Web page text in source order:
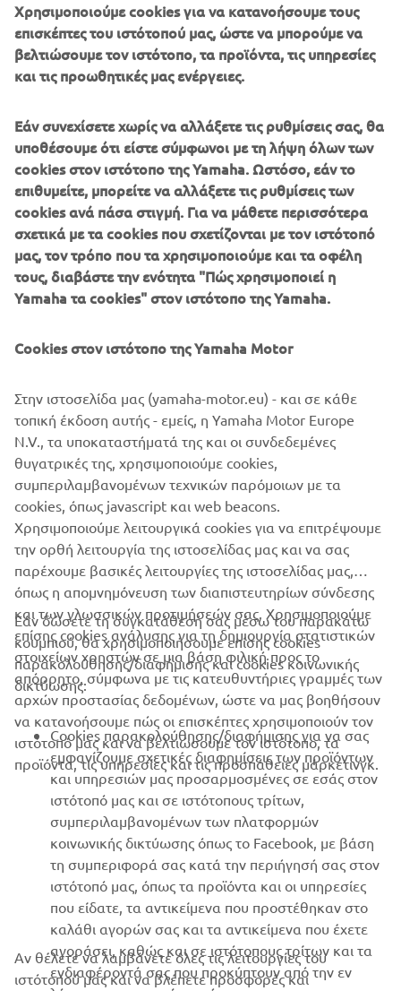
Navigation υποδεικνύει τις περιοχές στις οποίες μπορείτε
να ταξιδέψετε με βάση την τρέχουσα στάθμη της
μπαταρίας σας. Το Real Time Coaching σας επιτρέπει να
θέσετε και να επιτύχετε στόχους φυσικής κατάστασης
στην εφαρμογή Yamaha PW-LINK companion app που
κάνει κάθε βόλτα ξεχωριστή.
ΕΤΑΙΡΕΊΑ
B2B
ΠΕΡΙΣΣΌΤΕΡΑ YAMAHA
SUPPORT
ΕΝΗΜΕΡΩΤΙΚΟ ΔΕΛΤΙΟ
Γίνετε ο πρώτος που θα μάθετε για τις τελευταίες προσφορές, τις
ειδικές εκδηλώσεις, τις νέες κυκλοφορίες και πολλά άλλα
Χρησιμοποιούμε cookies για να κατανοήσουμε τους
επισκέπτες του ιστότοπού μας, ώστε να μπορούμε να
βελτιώσουμε τον ιστότοπο, τα προϊόντα, τις υπηρεσίες
και τις προωθητικές μας ενέργειες.
Εάν συνεχίσετε χωρίς να αλλάξετε τις ρυθμίσεις σας, θα
υποθέσουμε ότι είστε σύμφωνοι με τη λήψη όλων των
cookies στον ιστότοπο της Yamaha. Ωστόσο, εάν το
επιθυμείτε, μπορείτε να αλλάξετε τις ρυθμίσεις των
cookies ανά πάσα στιγμή. Για να μάθετε περισσότερα
σχετικά με τα cookies που σχετίζονται με τον ιστότοπό
μας, τον τρόπο που τα χρησιμοποιούμε και τα οφέλη
τους, διαβάστε την ενότητα "Πώς χρησιμοποιεί η
Yamaha τα cookies" στον ιστότοπο της Yamaha.
Cookies στον ιστότοπο της Yamaha Motor
Στην ιστοσελίδα μας (yamaha-motor.eu) - και σε κάθε
τοπική έκδοση αυτής - εμείς, η Yamaha Motor Europe
N.V., τα υποκαταστήματά της και οι συνδεδεμένες
θυγατρικές της, χρησιμοποιούμε cookies,
συμπεριλαμβανομένων τεχνικών παρόμοιων με τα
cookies, όπως javascript και web beacons.
Χρησιμοποιούμε λειτουργικά cookies για να επιτρέψουμε
την ορθή λειτουργία της ιστοσελίδας μας και να σας
παρέχουμε βασικές λειτουργίες της ιστοσελίδας μας,
όπως η απομνημόνευση των διαπιστευτηρίων σύνδεσης
και των γλωσσικών προτιμήσεών σας. Χρησιμοποιούμε
επίσης cookies ανάλυσης για τη δημιουργία στατιστικών
στοιχείων χρηστών σε μια βάση φιλική προς το
απόρρητο, σύμφωνα με τις κατευθυντήριες γραμμές των
αρχών προστασίας δεδομένων, ώστε να μας βοηθήσουν
να κατανοήσουμε πώς οι επισκέπτες χρησιμοποιούν τον
ιστότοπό μας και να βελτιώσουμε τον ιστότοπο, τα
προϊόντα, τις υπηρεσίες και τις προσπάθειες μάρκετινγκ.
Εάν δώσετε τη συγκατάθεσή σας μέσω του παρακάτω
κουμπιού, θα χρησιμοποιήσουμε επίσης cookies
παρακολούθησης/διαφήμισης και cookies κοινωνικής
δικτύωσης:
Cookies παρακολούθησης/διαφήμισης για να σας
εμφανίζουμε σχετικές διαφημίσεις των προϊόντων
και υπηρεσιών μας προσαρμοσμένες σε εσάς στον
ιστότοπό μας και σε ιστότοπους τρίτων,
συμπεριλαμβανομένων των πλατφορμών
κοινωνικής δικτύωσης όπως το Facebook, με βάση
τη συμπεριφορά σας κατά την περιήγησή σας στον
ιστότοπό μας, όπως τα προϊόντα και οι υπηρεσίες
που είδατε, τα αντικείμενα που προστέθηκαν στο
καλάθι αγορών σας και τα αντικείμενα που έχετε
αγοράσει, καθώς και σε ιστότοπους τρίτων και τα
ενδιαφέροντά σας που προκύπτουν από την εν
Αν θέλετε να λαμβάνετε όλες τις λειτουργίες του
ιστότοπού μας και να βλέπετε προσφορές και